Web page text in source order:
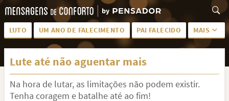
LUTO UM ANO DE FALECIMENTO PAI FALECIDO MAIS
LUTO PARA AMIGA PALAVRAS
SAUDADES DA MÃE
PÊSAMES PARA AMIGA DESCANSE EM PAZ
Lute até não aguentar mais
Na hora de lutar, as limitações não podem existir.
Tenha coragem e batalhe até ao fim!